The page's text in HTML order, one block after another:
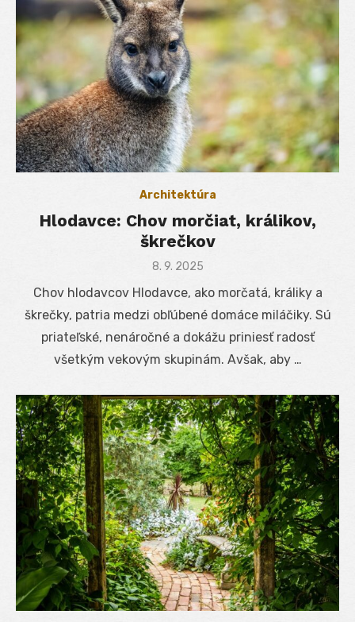
Architektúra
Hlodavce: Chov morčiat, králikov,
škrečkov
Posted
8. 9. 2025
Chov hlodavcov Hlodavce, ako morčatá, králiky a
škrečky, patria medzi obľúbené domáce miláčiky. Sú
priateľské, nenáročné a dokážu priniesť radosť
všetkým vekovým skupinám. Avšak, aby …